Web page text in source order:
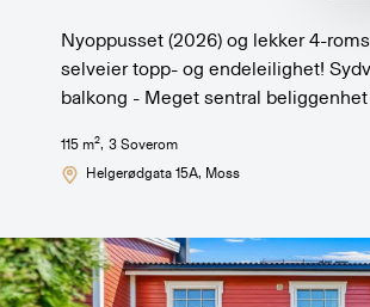
Nyoppusset (2026) og lekker 4-roms
selveier topp- og endeleilighet!
balkong - Meget sentral beliggenhet
115 m2, 3Soverom
Helgerødgata 15A, Moss